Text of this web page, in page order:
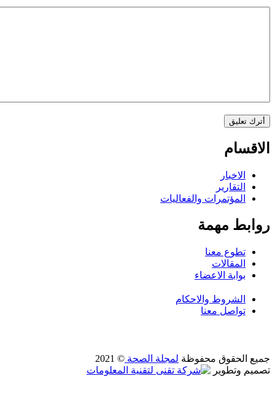
الاقسام
الاخبار
التقارير
المؤتمرات والفعاليات
روابط مهمة
تطوع معنا
المقالات
بوابة الاعضاء
الشروط والاحكام
تواصل معنا
جميع الحقوق محفوظة لمجلة الصحة © 2021
تصميم وتطوير